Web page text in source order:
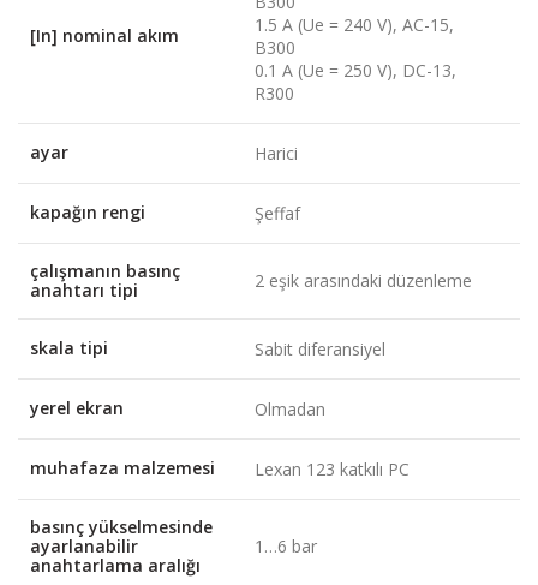
[In] nominal akım
1.5 A (Ue = 240 V), AC-15,
B300
0.1 A (Ue = 250 V), DC-13,
R300
ayar Harici
kapağın rengi Şeffaf
çalışmanın basınç
anahtarı tipi
2 eşik arasındaki düzenleme
skala tipi Sabit diferansiyel
yerel ekran Olmadan
muhafaza malzemesi Lexan 123 katkılı PC
basınç yükselmesinde
ayarlanabilir
anahtarlama aralığı
1…6 bar